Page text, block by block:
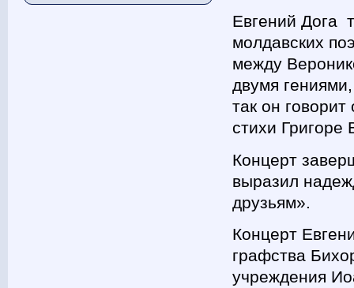
Евгений Дога
молдавских
между
двумя
так он
стихи Григоре
Концерт
выразил
друзьям».
Концерт
графства
учреждения